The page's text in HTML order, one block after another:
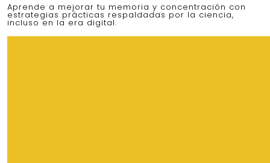
Aprende a mejorar tu memoria y concentración con
estrategias prácticas respaldadas por la ciencia,
incluso en la era digital.